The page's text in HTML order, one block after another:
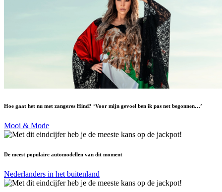
Hoe gaat het nu met zangeres Hind? ‘Voor mijn gevoel ben ik pas net begonnen…’
Mooi & Mode
De meest populaire automodellen van dit moment
Nederlanders in het buitenland